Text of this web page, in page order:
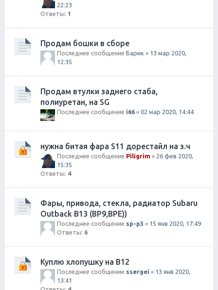
22:23
Ответы: 1
Продам бошки в сборе
Последнее сообщение Барик « 13 мар 2020,
12:35
Продам втулки заднего стаба,
полиуретан, на SG
Последнее сообщение i66 « 02 мар 2020, 14:44
нужна битая фара S11 дорестайл на з.ч
Последнее сообщение Piligrim « 26 фев 2020,
15:35
Ответы: 4
Фары, привода, стекла, радиатор Subaru
Outback B13 (BP9,BPE))
Последнее сообщение sp-p3 « 15 янв 2020, 17:49
Ответы: 6
Куплю хлопушку на В12
Последнее сообщение ssergei « 13 янв 2020,
13:41